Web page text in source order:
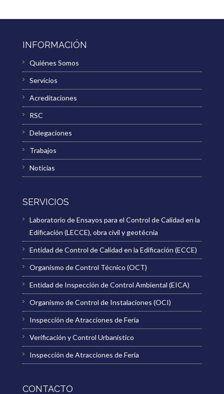
INFORMACIÓN
Quiénes Somos
Servicios
Acreditaciones
RSC
Delegaciones
Trabajos
Noticias
SERVICIOS
Laboratorio de Ensayos para el Control de Calidad en la
Edificación (LECCE), obra civil y geotécnia
Entidad de Control de Calidad en la Edificación (ECCE)
Organismo de Control Técnico (OCT)
Entidad de Inspección de Control Ambiental (EICA)
Organismo de Control de Instalaciones (OCI)
Inspección de Atracciones de Feria
Verificación y Control Urbanístico
Inspección de Atracciones de Feria
CONTACTO